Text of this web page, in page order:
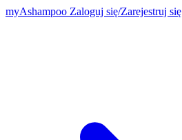
myAshampoo Zaloguj się/Zarejestruj się